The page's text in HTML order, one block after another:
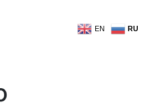
EN RU